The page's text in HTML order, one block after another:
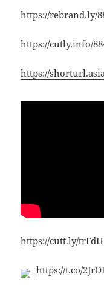
https://rebrand.ly/
https://cutly.info/
https://
https://cutt.ly/
https://t.co/